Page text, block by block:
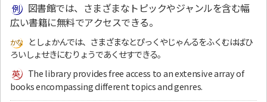
図書館では、さまざまなトピックやジャンルを含む幅
広い書籍に無料でアクセスできる。
としょかんでは、さまざまなとぴっくやじゃんるをふくむはばひ
ろいしょせきにむりょうであくせすできる。
The library provides free access to an extensive array of
books encompassing different topics and genres.